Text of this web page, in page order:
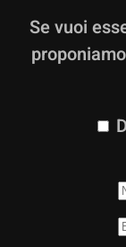
Se vuoi